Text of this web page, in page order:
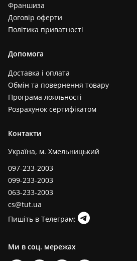
Франшиза
Договір оферти
Політика приватності
Допомога
Доставка і оплата
Обмін та повернення товару
Програма лояльності
Розрахунок сертифікатом
Контакти
Україна, м. Хмельницький
097-233-2003
099-233-2003
063-233-2003
cs@tut.ua
Пишіть в Телеграм:
Ми в соц. мережах